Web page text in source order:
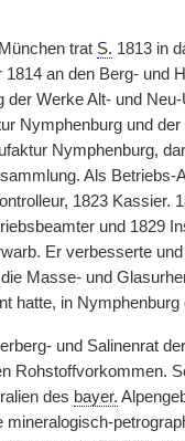
trat S. 1813 in
an den Berg- und
Werke Alt- und
Nymphenburg und
Nymphenburg,
Als Betriebs-
1823
und 1829
Er verbesserte
Masse- und
hatte, in Nymphenburg
und Salinenrat
Rohstoffvorkommen.
des bayer.
mineralogisch-